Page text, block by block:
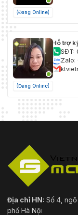
(Đang Online)
(Đang Online)
Hỗ trợ
SĐT:
Zalo:
Địa chỉ HN: Số 4,
phố Hà Nội